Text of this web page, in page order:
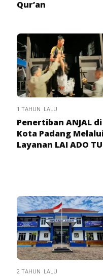
Qur’an
1 TAHUN LALU
Penertiban ANJAL di
Kota Padang
Layanan LAI ADO TU
2 TAHUN LALU